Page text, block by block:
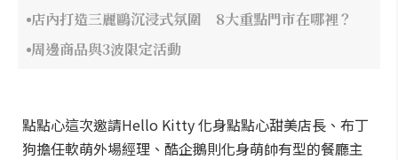
店內打造三麗鷗沉浸式氛圍 8大重點門市在哪裡？
周邊商品與3波限定活動
點點心這次邀請Hello Kitty 化身點點心甜美店長、布丁
狗擔任軟萌外場經理、酷企鵝則化身萌帥有型的餐廳主